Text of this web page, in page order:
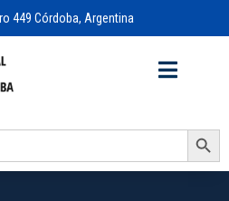
449 Córdoba, Argentina
Search Button